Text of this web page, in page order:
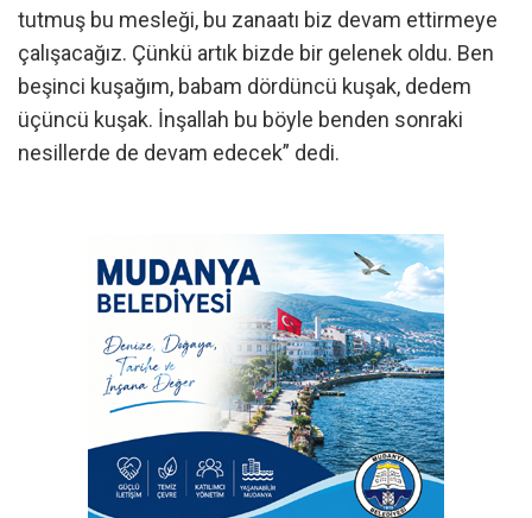
tutmuş bu mesleği, bu zanaatı biz devam ettirmeye
çalışacağız. Çünkü artık bizde bir gelenek oldu. Ben
beşinci kuşağım, babam dördüncü kuşak, dedem
üçüncü kuşak. İnşallah bu böyle benden sonraki
nesillerde de devam edecek” dedi.